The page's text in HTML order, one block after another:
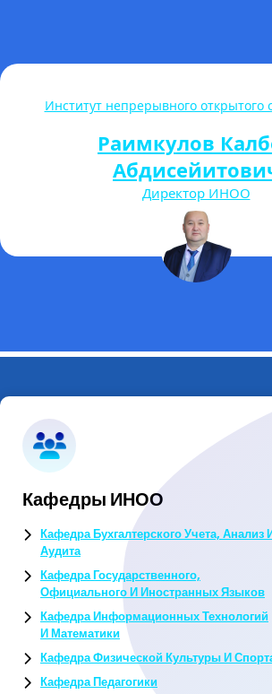
Международный Кыргызско-Турецкий
Дурмуш Билге
Директор МКТИ
Кафедры ИНОО
Кафедра Бухгалтерского Учета, Анализ
Аудита
Кафедра Государственного,
Официального И Иностранных Языков
Кафедра Информационных Технологий
И Математики
Кафедра Физической Культуры И
Кафедра Педагогики